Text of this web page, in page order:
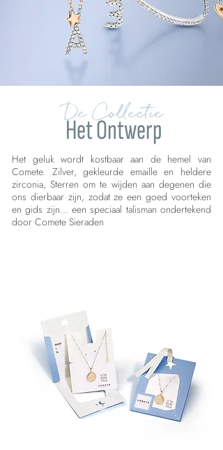
De Collectie
Het Ontwerp
Het geluk wordt kostbaar aan de hemel van
Comete. Zilver, gekleurde emaille en heldere
zirconia, Sterren om te wijden aan degenen die
ons dierbaar zijn, zodat ze een goed voorteken
en gids zijn… een speciaal talisman ondertekend
door Comete Sieraden